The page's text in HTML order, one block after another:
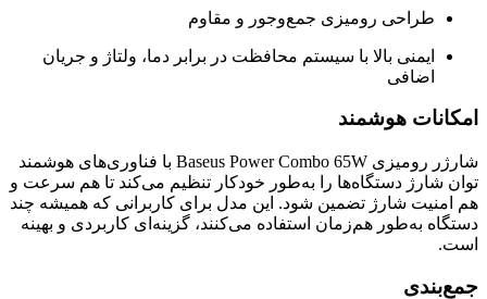
طراحی رومیزی جمع‌وجور و مقاوم
ایمنی بالا با سیستم محافظت در برابر دما، ولتاژ و جریان
اضافی
امکانات هوشمند
شارژر رومیزی Baseus Power Combo 65W با فناوری‌های هوشمند
توان شارژ دستگاه‌ها را به‌طور خودکار تنظیم می‌کند تا هم سرعت و
هم امنیت شارژ تضمین شود. این مدل برای کاربرانی که همیشه چند
دستگاه به‌طور هم‌زمان استفاده می‌کنند، گزینه‌ای کاربردی و بهینه
است.
جمع‌بندی